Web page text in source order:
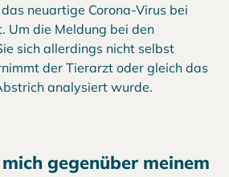
neuartige Corona-Virus bei
Um die Meldung bei den
sich allerdings nicht selbst
der Tierarzt oder gleich das
analysiert wurde.
gegenüber meinem